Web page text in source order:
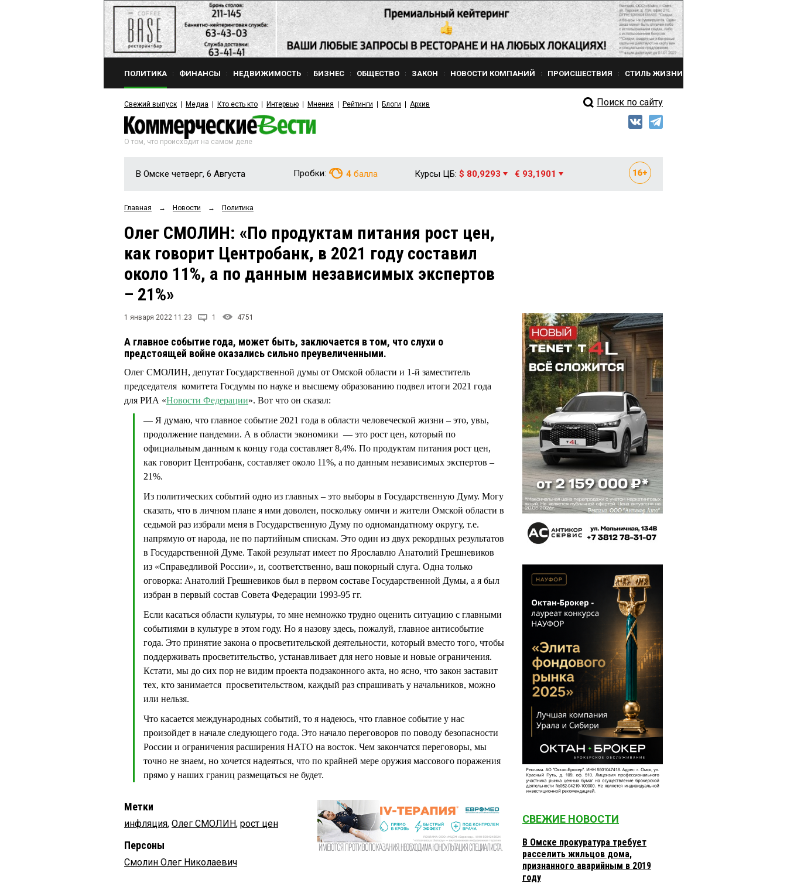
ПОЛИТИКА ФИНАНСЫ НЕДВИЖИМОСТЬ БИЗНЕС ОБЩЕСТВО ЗАКОН НОВОСТИ КОМПАНИЙ ПРОИСШЕСТВИЯ СТИЛЬ ЖИЗНИ
Свежий выпуск Медиа Кто есть кто Интервью Мнения Рейтинги Блоги Архив Поиск по сайту
О том, что происходит на самом деле
В Омске четверг, 6 Августа Пробки: 4 балла Курсы ЦБ: $ 80,9293 € 93,1901
Главная → Новости → Политика
Олег СМОЛИН: «По продуктам питания рост цен,
как говорит Центробанк, в 2021 году составил
около 11%, а по данным независимых экспертов
– 21%»
1 января 2022 11:23 1 4751
А главное событие года, может быть, заключается в том, что слухи о
предстоящей войне оказались сильно преувеличенными.
Олег СМОЛИН, депутат Государственной думы от Омской области и 1-й заместитель
председателя комитета Госдумы по науке и высшему образованию подвел итоги 2021 года
для РИА «Новости Федерации». Вот что он сказал:
— Я думаю, что главное событие 2021 года в области человеческой жизни – это, увы,
продолжение пандемии. А в области экономики — это рост цен, который по
официальным данным к концу года составляет 8,4%. По продуктам питания рост цен,
как говорит Центробанк, составляет около 11%, а по данным независимых экспертов –
21%.
Из политических событий одно из главных – это выборы в Государственную Думу. Могу
сказать, что в личном плане я ими доволен, поскольку омичи и жители Омской области в
седьмой раз избрали меня в Государственную Думу по одномандатному округу, т.е.
напрямую от народа, не по партийным спискам. Это один из двух рекордных результатов
в Государственной Думе. Такой результат имеет по Ярославлю Анатолий Грешневиков
из «Справедливой России», и, соответственно, ваш покорный слуга. Одна только
оговорка: Анатолий Грешневиков был в первом составе Государственной Думы, а я был
избран в первый состав Совета Федерации 1993-95 гг.
Если касаться области культуры, то мне немножко трудно оценить ситуацию с главными
событиями в культуре в этом году. Но я назову здесь, пожалуй, главное антисобытие
года. Это принятие закона о просветительской деятельности, который вместо того, чтобы
поддерживать просветительство, устанавливает для него новые и новые ограничения.
Кстати, мы до сих пор не видим проекта подзаконного акта, но ясно, что закон заставит
тех, кто занимается просветительством, каждый раз спрашивать у начальников, можно
или нельзя.
Что касается международных событий, то я надеюсь, что главное событие у нас
произойдет в начале следующего года. Это начало переговоров по поводу безопасности
России и ограничения расширения НАТО на восток. Чем закончатся переговоры, мы
точно не знаем, но хочется надеяться, что по крайней мере оружия массового поражения
прямо у наших границ размещаться не будет.
Метки
инфляция, Олег СМОЛИН, рост цен
Персоны
Смолин Олег Николаевич
СВЕЖИЕ НОВОСТИ
В Омске прокуратура требует
расселить жильцов дома,
признанного аварийным в 2019
году